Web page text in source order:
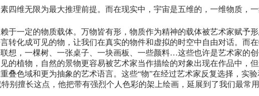
四维无限为最大推理前提。而在现实中，宇宙是五维的，一维物质，一
于一定的物质载体。万物皆有形，物质作为精神的载体被艺术家赋予
转化成可见的物，让我们在真实的物件和虚拟的时空中自由对话。而
想，一棵树、一张桌子、一块画板、一些颜料…这些也许是艺术家的
的植物，自然的景物更容易被艺术家当作描绘的对象出现在作品中，
叠色域和更为抽象的艺术语言。这些“物”在经过艺术家反复选择，实
别擅长这点，他把带有强烈个人色彩的架上绘画，延展到了我们最常